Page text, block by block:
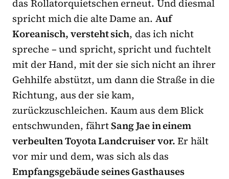
das Rollatorquietschen erneut. Und diesmal
spricht mich die alte Dame an. Auf
Koreanisch, versteht sich, das ich nicht
spreche – und spricht, spricht und fuchtelt
mit der Hand, mit der sie sich nicht an ihrer
Gehhilfe abstützt, um dann die Straße in die
Richtung, aus der sie kam,
zurückzuschleichen. Kaum aus dem Blick
entschwunden, fährtSang Jaein einem
verbeulten Toyota Landcruiser vor.Er hält
vor mir und dem, was sich als das
Empfangsgebäude seines Gasthauses